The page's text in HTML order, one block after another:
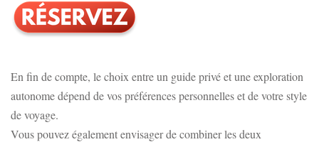
En fin de compte, le choix entre un guide privé et une exploration
autonome dépend de vos préférences personnelles et de votre style
de voyage.
Vous pouvez également envisager de combiner les deux